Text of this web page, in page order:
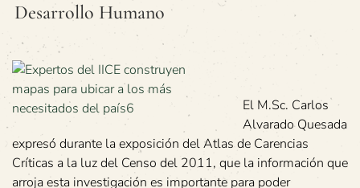
Desarrollo Humano
El M.Sc. Carlos
Alvarado Quesada
expresó durante la exposición del Atlas de Carencias
Críticas a la luz del Censo del 2011, que la información que
arroja esta investigación es importante para poder